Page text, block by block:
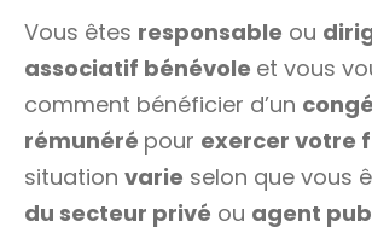
Vous êtes responsable ou
associatif bénévole et vous
comment bénéficier d’un
rémunéré pour exercer votre
situation varie selon que vous
du secteur privé ou agent